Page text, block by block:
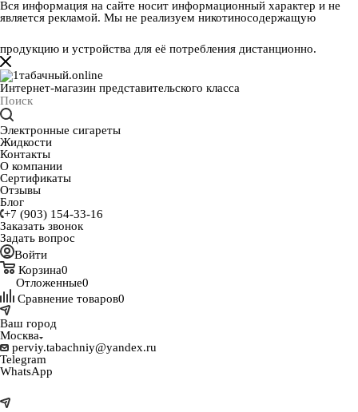
Вся информация на сайте носит информационный характер и не
является рекламой. Мы не реализуем никотиносодержащую
продукцию и устройства для её потребления дистанционно.
Интернет-магазин представительского класса
Электронные сигареты
Жидкости
Контакты
О компании
Сертификаты
Отзывы
Блог
+7 (903) 154-33-16
Заказать звонок
Задать вопрос
Войти
Корзина0
Отложенные0
Сравнение товаров0
Ваш город
Москва
perviy.tabachniy@yandex.ru
Telegram
WhatsApp